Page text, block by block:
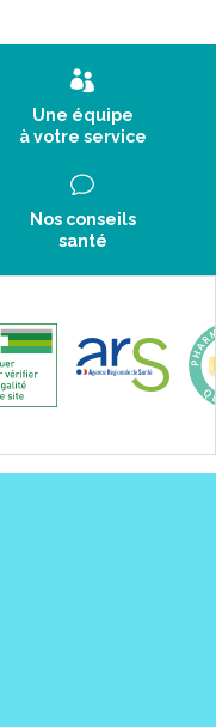
Une équipe
à votre service
Nos conseils
santé